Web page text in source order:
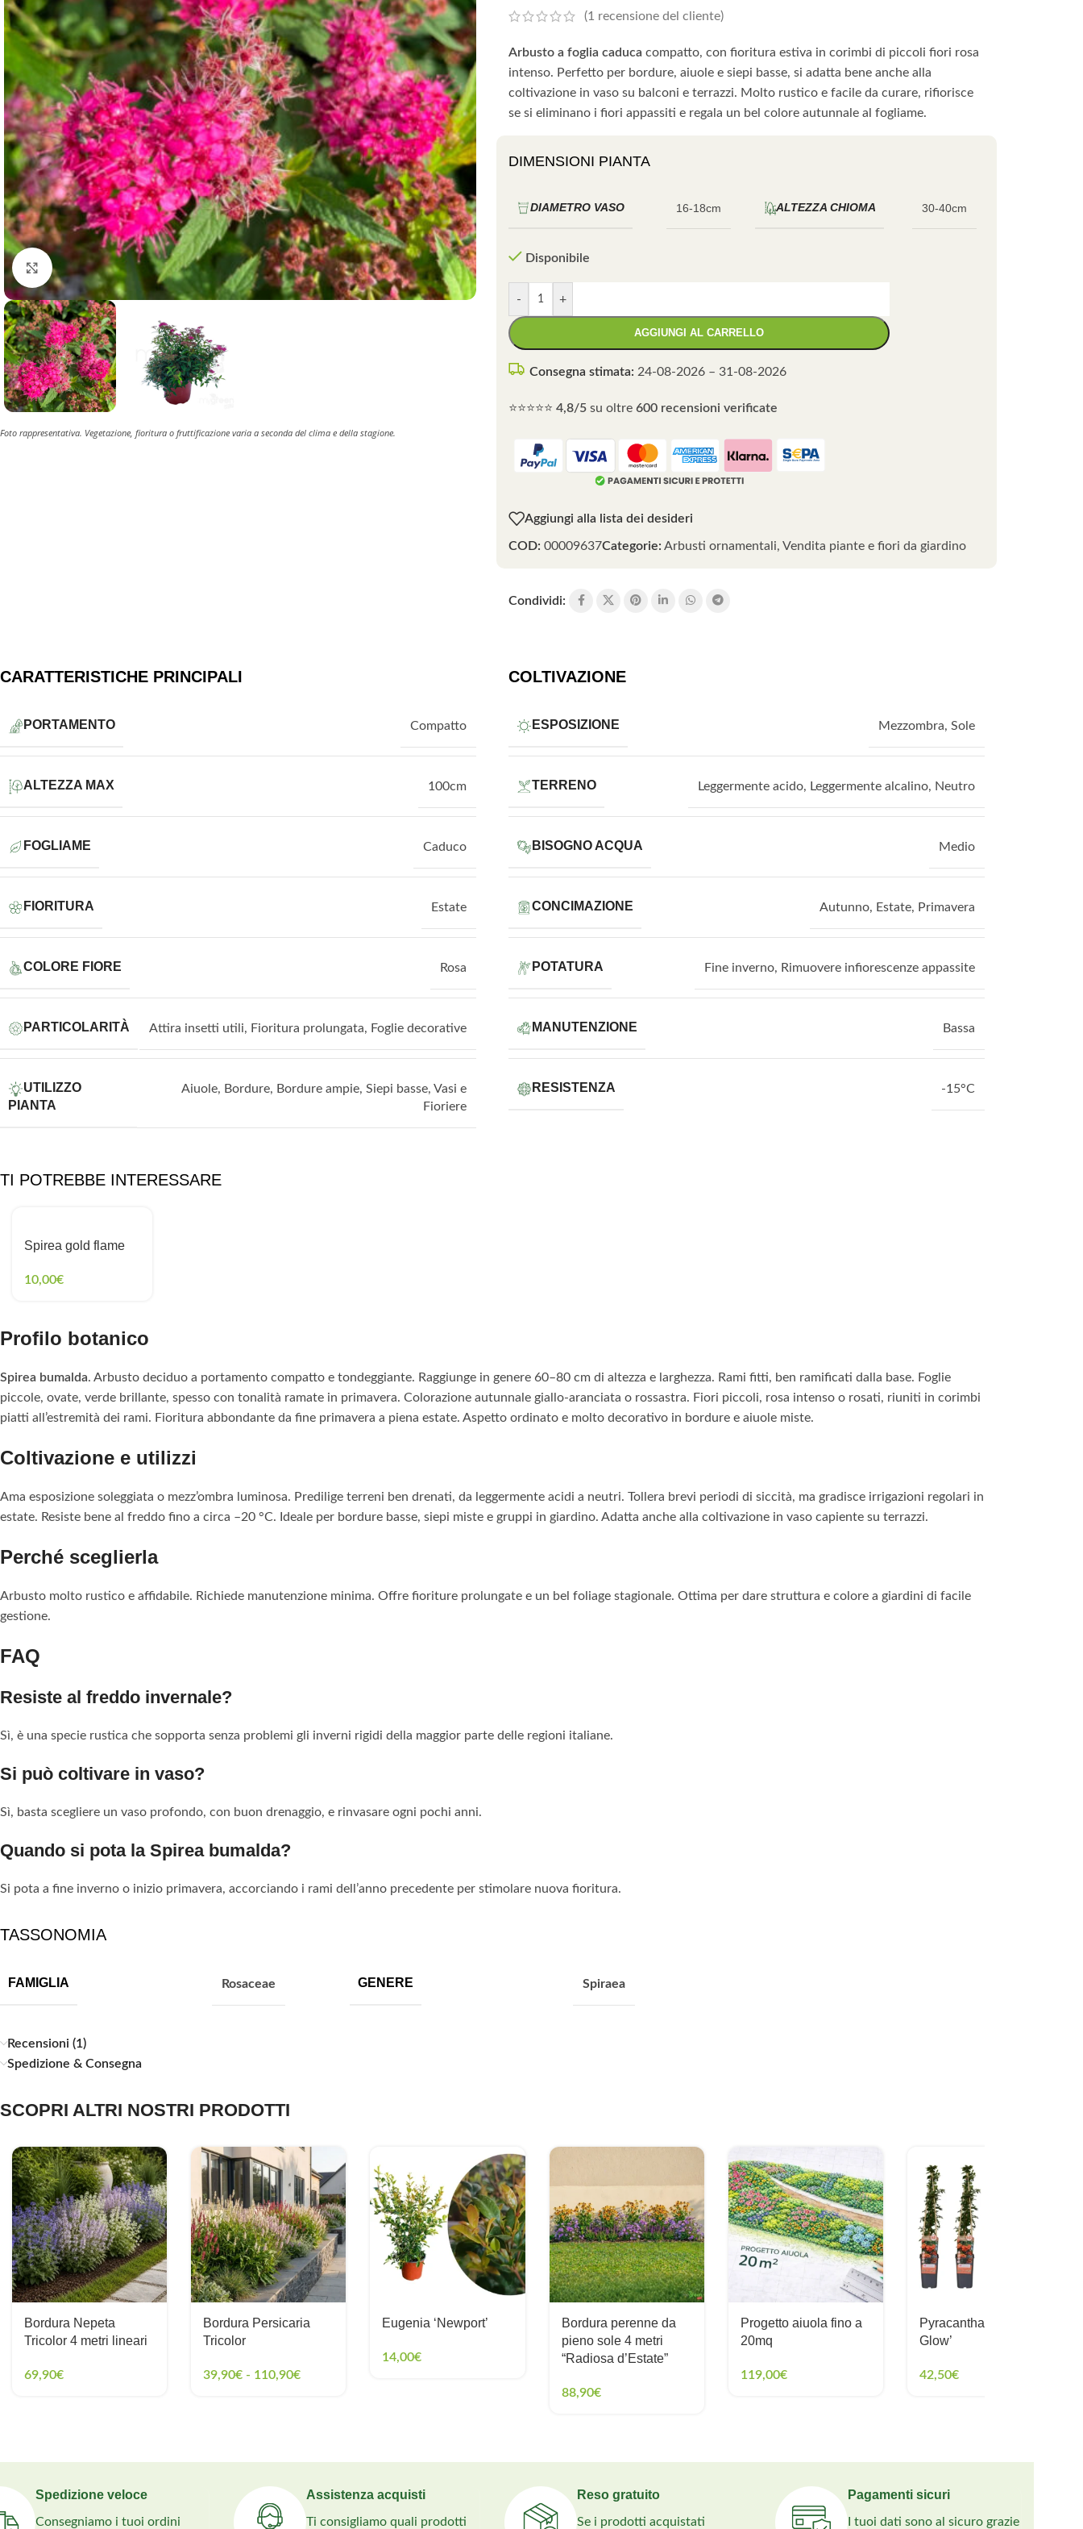
Clicca per ingrandire
Foto rappresentativa. Vegetazione, fioritura o fruttificazione varia a seconda del clima e della stagione.
(1 recensione del cliente)
Arbusto a foglia caduca compatto, con fioritura estiva in corimbi di piccoli fiori rosa
intenso. Perfetto per bordure, aiuole e siepi basse, si adatta bene anche alla
coltivazione in vaso su balconi e terrazzi. Molto rustico e facile da curare, rifiorisce
se si eliminano i fiori appassiti e regala un bel colore autunnale al fogliame.
DIMENSIONI PIANTA
DIAMETRO VASO 16-18cm ALTEZZA CHIOMA 30-40cm
Disponibile
- +
AGGIUNGI AL CARRELLO
Consegna stimata: 24-08-2026 – 31-08-2026
⭐⭐⭐⭐⭐ 4,8/5 su oltre 600 recensioni verificate
Aggiungi alla lista dei desideri
COD: 00009637Categorie: Arbusti ornamentali, Vendita piante e fiori da giardino
Condividi:
CARATTERISTICHE PRINCIPALI
PORTAMENTO Compatto
ALTEZZA MAX 100cm
FOGLIAME Caduco
FIORITURA Estate
COLORE FIORE Rosa
PARTICOLARITÀ Attira insetti utili, Fioritura prolungata, Foglie decorative
UTILIZZO
PIANTA
Aiuole, Bordure, Bordure ampie, Siepi basse, Vasi e
Fioriere
COLTIVAZIONE
ESPOSIZIONE Mezzombra, Sole
TERRENO Leggermente acido, Leggermente alcalino, Neutro
BISOGNO ACQUA Medio
CONCIMAZIONE Autunno, Estate, Primavera
POTATURA Fine inverno, Rimuovere infiorescenze appassite
MANUTENZIONE Bassa
RESISTENZA -15°C
TI POTREBBE INTERESSARE
Spirea gold flame
10,00€
Profilo botanico
Spirea bumalda. Arbusto deciduo a portamento compatto e tondeggiante. Raggiunge in genere 60–80 cm di altezza e larghezza. Rami fitti, ben ramificati dalla base. Foglie
piccole, ovate, verde brillante, spesso con tonalità ramate in primavera. Colorazione autunnale giallo‑aranciata o rossastra. Fiori piccoli, rosa intenso o rosati, riuniti in corimbi
piatti all’estremità dei rami. Fioritura abbondante da fine primavera a piena estate. Aspetto ordinato e molto decorativo in bordure e aiuole miste.
Coltivazione e utilizzi
Ama esposizione soleggiata o mezz’ombra luminosa. Predilige terreni ben drenati, da leggermente acidi a neutri. Tollera brevi periodi di siccità, ma gradisce irrigazioni regolari in
estate. Resiste bene al freddo fino a circa –20 °C. Ideale per bordure basse, siepi miste e gruppi in giardino. Adatta anche alla coltivazione in vaso capiente su terrazzi.
Perché sceglierla
Arbusto molto rustico e affidabile. Richiede manutenzione minima. Offre fioriture prolungate e un bel foliage stagionale. Ottima per dare struttura e colore a giardini di facile
gestione.
FAQ
Resiste al freddo invernale?
Sì, è una specie rustica che sopporta senza problemi gli inverni rigidi della maggior parte delle regioni italiane.
Si può coltivare in vaso?
Sì, basta scegliere un vaso profondo, con buon drenaggio, e rinvasare ogni pochi anni.
Quando si pota la Spirea bumalda?
Si pota a fine inverno o inizio primavera, accorciando i rami dell’anno precedente per stimolare nuova fioritura.
TASSONOMIA
FAMIGLIA Rosaceae GENERE Spiraea
Recensioni (1)
Spedizione & Consegna
SCOPRI ALTRI NOSTRI PRODOTTI
Bordura Nepeta
Tricolor 4 metri lineari
69,90€
Bordura Persicaria
Tricolor
39,90€ - 110,90€
Eugenia ‘Newport’
14,00€
Bordura perenne da
pieno sole 4 metri
“Radiosa d’Estate”
88,90€
Progetto aiuola fino a
20mq
119,00€
Pyracantha ‘Orange
Glow’
42,50€
Spedizione veloce
Consegniamo i tuoi ordini
Assistenza acquisti
Ti consigliamo quali prodotti
Reso gratuito
Se i prodotti acquistati
Pagamenti sicuri
I tuoi dati sono al sicuro grazie